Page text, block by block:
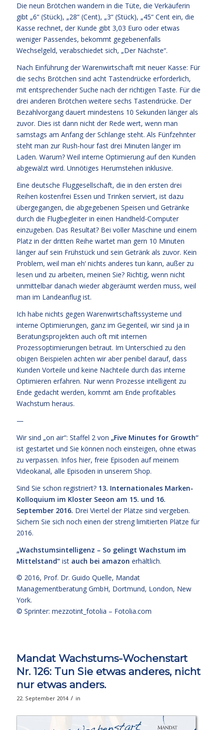
Die neun Brötchen wandern in die Tüte, die Verkäuferin
gibt „6“ (Stück), „28“ (Cent), „3“ (Stück), „45“ Cent ein, die
Kasse rechnet, der Kunde gibt 3,03 Euro oder etwas
weniger Passendes, bekommt gegebenenfalls
Wechselgeld, verabschiedet sich, „Der Nächste“.
Nach Einführung der Warenwirtschaft mit neuer Kasse: Für
die sechs Brötchen sind acht Tastendrücke erforderlich,
mit entsprechender Suche nach der richtigen Taste. Für die
drei anderen Brötchen weitere sechs Tastendrücke. Der
Bezahlvorgang dauert mindestens 10 Sekunden länger als
zuvor. Dies ist dann nicht der Rede wert, wenn man
samstags am Anfang der Schlange steht. Als Fünfzehnter
steht man zur Rush-hour fast drei Minuten länger im
Laden. Warum? Weil interne Optimierung auf den Kunden
abgewälzt wird. Unnötiges Herumstehen inklusive.
Eine deutsche Fluggesellschaft, die in den ersten drei
Reihen kostenfrei Essen und Trinken serviert, ist dazu
übergegangen, die abgegebenen Speisen und Getränke
durch die Flugbegleiter in einen Handheld-Computer
einzugeben. Das Resultat? Bei voller Maschine und einem
Platz in der dritten Reihe wartet man gern 10 Minuten
länger auf sein Frühstück und sein Getränk als zuvor. Kein
Problem, weil man eh‘ nichts anderes tun kann, außer zu
lesen und zu arbeiten, meinen Sie? Richtig, wenn nicht
unmittelbar danach wieder abgeräumt werden muss, weil
man im Landeanflug ist.
Ich habe nichts gegen Warenwirtschaftssysteme und
interne Optimierungen, ganz im Gegenteil, wir sind ja in
Beratungsprojekten auch oft mit internen
Prozessoptimierungen betraut. Im Unterschied zu den
obigen Beispielen achten wir aber penibel darauf, dass
Kunden Vorteile und keine Nachteile durch das interne
Optimieren erfahren. Nur wenn Prozesse intelligent zu
Ende gedacht werden, kommt am Ende profitables
Wachstum heraus.
—
Wir sind „on air“: Staffel 2 von „Five Minutes for Growth“
ist gestartet und Sie können noch einsteigen, ohne etwas
zu verpassen. Infos hier, freie Episoden auf meinem
Videokanal, alle Episoden in unserem Shop.
Sind Sie schon registriert? 13. Internationales Marken-
Kolloquium im Kloster Seeon am 15. und 16.
September 2016. Drei Viertel der Plätze sind vergeben.
Sichern Sie sich noch einen der streng limitierten Plätze für
2016.
„Wachstumsintelligenz – So gelingt Wachstum im
Mittelstand“ist auch bei amazon erhältlich.
© 2016, Prof. Dr. Guido Quelle, Mandat
Managementberatung GmbH, Dortmund, London, New
York.
© Sprinter: mezzotint_fotolia – Fotolia.com
Mandat Wachstums-Wochenstart
Nr. 126: Tun Sie etwas anderes, nicht
nur etwas anders.
22. September 2014 / in